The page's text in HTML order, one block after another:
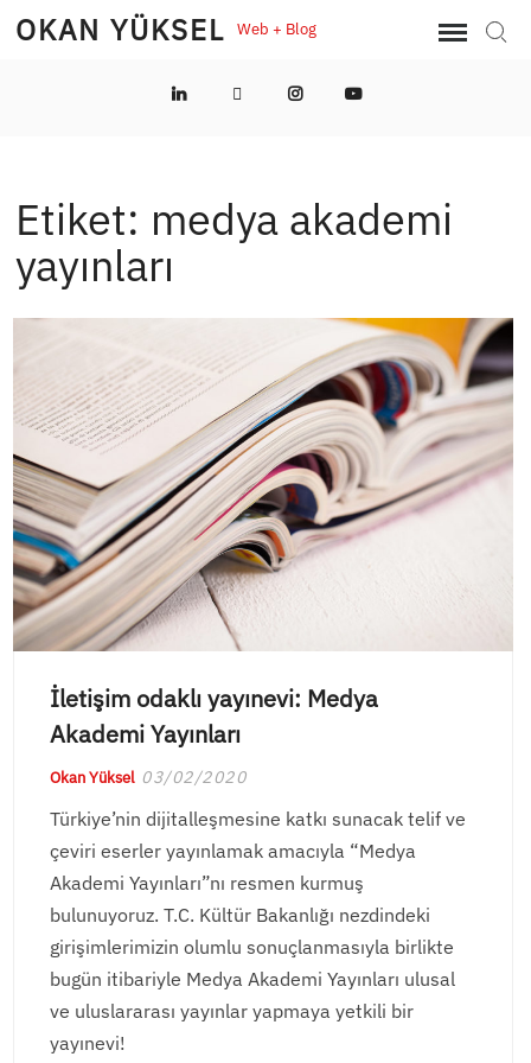
SkipOKAN YÜKSEL Web + Blog
LinkedInTwitterInstagramYouTube
Etiket: medya akademi
yayınları
İletişim odaklı yayınevi: Medya
Akademi Yayınları
Okan Yüksel 03/02/2020
Türkiye’nin dijitalleşmesine katkı sunacak telif ve
çeviri eserler yayınlamak amacıyla “Medya
Akademi Yayınları”nı resmen kurmuş
bulunuyoruz. T.C. Kültür Bakanlığı nezdindeki
girişimlerimizin olumlu sonuçlanmasıyla birlikte
bugün itibariyle Medya Akademi Yayınları ulusal
ve uluslararası yayınlar yapmaya yetkili bir
yayınevi!